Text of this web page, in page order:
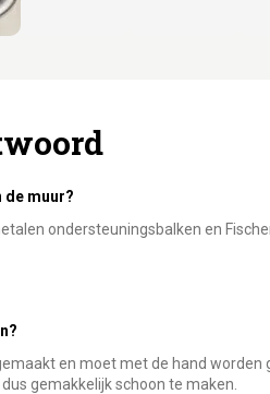
de muur?
ondersteuningsbalken en
en moet met de hand worden
gemakkelijk schoon te maken.